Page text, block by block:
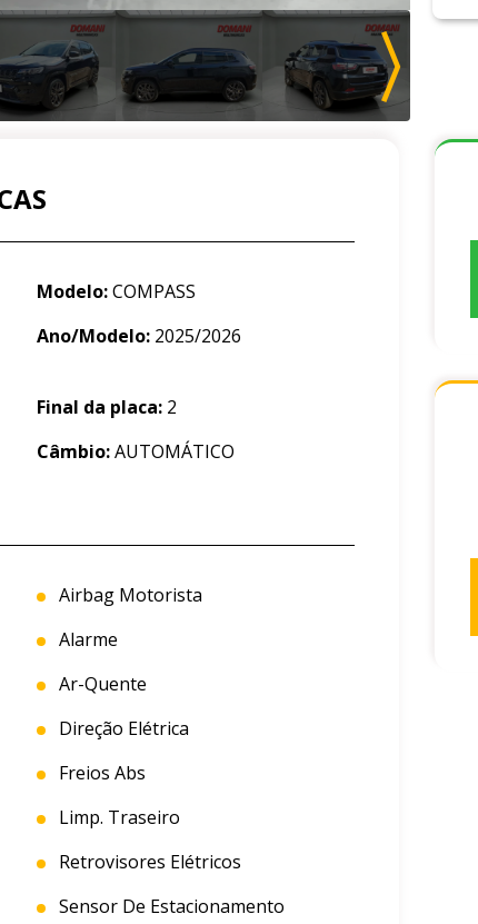
Modelo:COMPASS
Ano/Modelo:2025/2026
Final da placa:2
Câmbio:AUTOMÁTICO
Airbag Motorista
Alarme
Ar-Quente
Direção Elétrica
Freios Abs
Limp. Traseiro
Retrovisores Elétricos
Sensor De Estacionamento